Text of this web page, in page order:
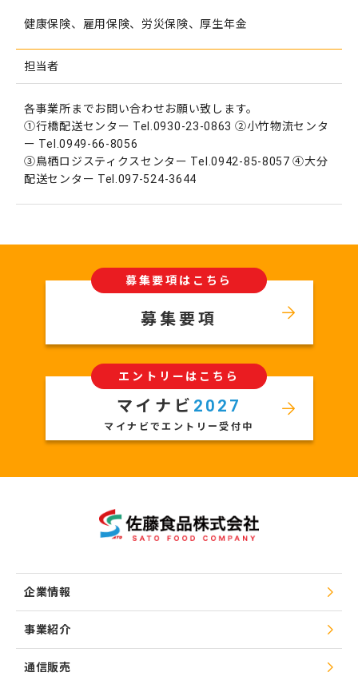
健康保険、雇用保険、労災保険、厚生年金
担当者
各事業所までお問い合わせお願い致します。
①行橋配送センター Tel.0930-23-0863 ②小竹物流センタ
ー Tel.0949-66-8056
③鳥栖ロジスティクスセンター Tel.0942-85-8057 ④大分
配送センター Tel.097-524-3644
募集要項はこちら
募集要項
エントリーはこちら
マイナビ 2027
マイナビでエントリー受付中
企業情報
事業紹介
通信販売